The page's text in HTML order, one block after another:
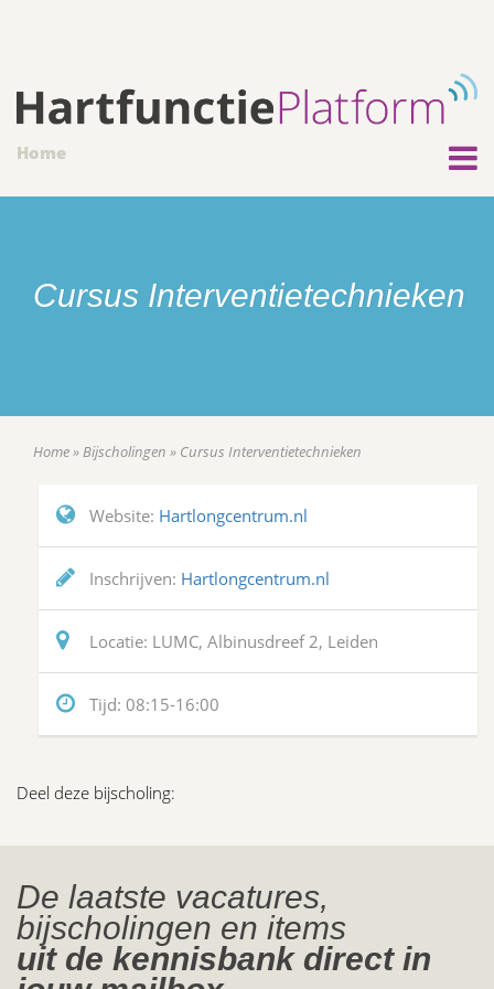
Home
Cursus Interventietechnieken
Home»Bijscholingen » Cursus Interventietechnieken
Website: Hartlongcentrum.nl
Inschrijven: Hartlongcentrum.nl
Locatie: LUMC, Albinusdreef 2, Leiden
Tijd: 08:15-16:00
Deel deze bijscholing:
De laatste vacatures,
bijscholingen en items
uit de kennisbank direct in